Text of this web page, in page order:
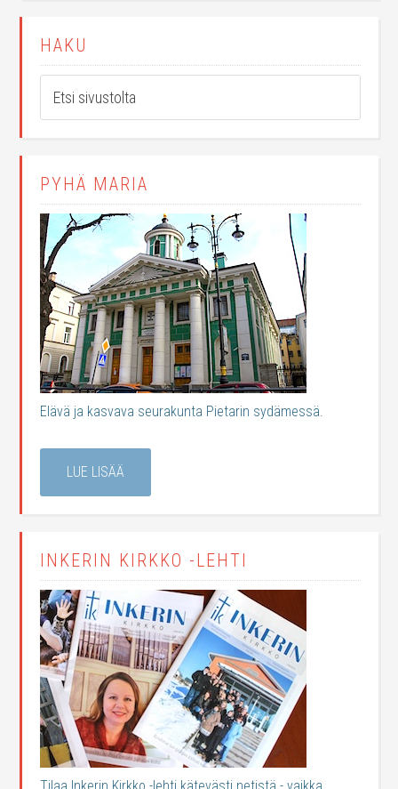
HAKU
PYHÄ MARIA
Elävä ja kasvava seurakunta Pietarin sydämessä.
LUE LISÄÄ
INKERIN KIRKKO -LEHTI